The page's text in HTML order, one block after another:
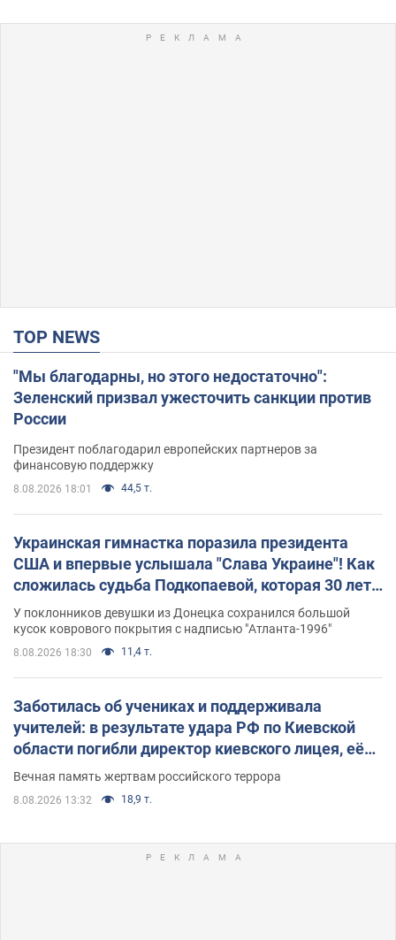
TOP NEWS
"Мы благодарны, но этого недостаточно":
Зеленский призвал ужесточить санкции против
России
Президент поблагодарил европейских партнеров за
финансовую поддержку
8.08.2026 18:01 44,5 т.
Украинская гимнастка поразила президента
США и впервые услышала "Слава Украине"! Как
сложилась судьба Подкопаевой, которая 30 лет
назад завоевала "золото" Олимпиады
У поклонников девушки из Донецка сохранился большой
кусок коврового покрытия с надписью "Атланта-1996"
8.08.2026 18:30 11,4 т.
Заботилась об учениках и поддерживала
учителей: в результате удара РФ по Киевской
области погибли директор киевского лицея, её
муж и внук
Вечная память жертвам российского террора
8.08.2026 13:32 18,9 т.